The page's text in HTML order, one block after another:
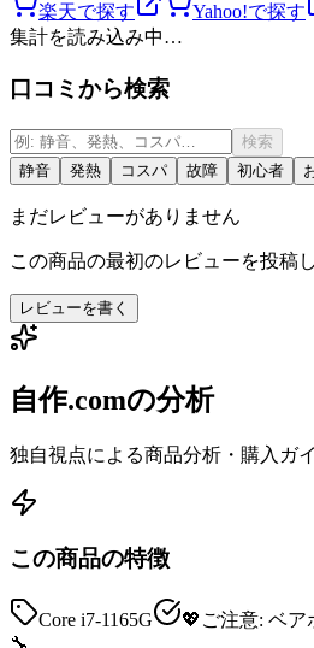
楽天で探す
Yahoo!で探す
集計を読み込み中…
口コミから検索
検索
静音
発熱 コスパ 故障 初心者
まだレビューがありません
この商品の最初のレビューを投稿
レビューを書く
自作.comの分析
独自視点による商品分析・購入ガ
この商品の特徴
Core i7-1165G
💖ご注意: ベア
🔧